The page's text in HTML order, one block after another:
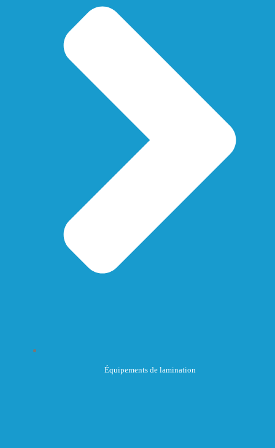
Équipements de lamination